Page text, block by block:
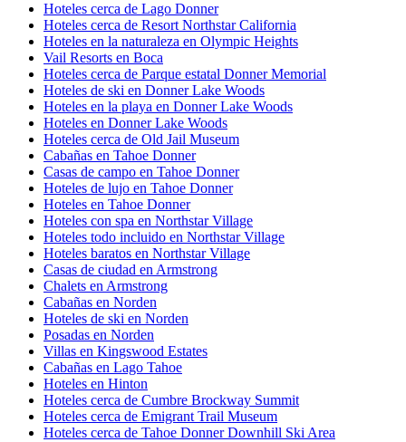
Hoteles cerca de Lago Donner
Hoteles cerca de Resort Northstar California
Hoteles en la naturaleza en Olympic Heights
Vail Resorts en Boca
Hoteles cerca de Parque estatal Donner Memorial
Hoteles de ski en Donner Lake Woods
Hoteles en la playa en Donner Lake Woods
Hoteles en Donner Lake Woods
Hoteles cerca de Old Jail Museum
Cabañas en Tahoe Donner
Casas de campo en Tahoe Donner
Hoteles de lujo en Tahoe Donner
Hoteles en Tahoe Donner
Hoteles con spa en Northstar Village
Hoteles todo incluido en Northstar Village
Hoteles baratos en Northstar Village
Casas de ciudad en Armstrong
Chalets en Armstrong
Cabañas en Norden
Hoteles de ski en Norden
Posadas en Norden
Villas en Kingswood Estates
Cabañas en Lago Tahoe
Hoteles en Hinton
Hoteles cerca de Cumbre Brockway Summit
Hoteles cerca de Emigrant Trail Museum
Hoteles cerca de Tahoe Donner Downhill Ski Area